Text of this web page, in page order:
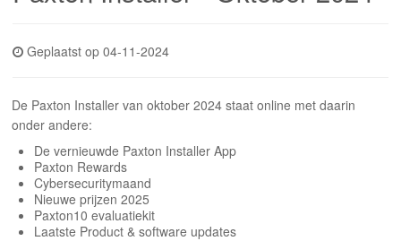
Geplaatst op 04-11-2024
De Paxton Installer van oktober 2024 staat online met daarin
onder andere:
De vernieuwde Paxton Installer App
Paxton Rewards
Cybersecuritymaand
Nieuwe prijzen 2025
Paxton10 evaluatiekit
Laatste Product & software updates